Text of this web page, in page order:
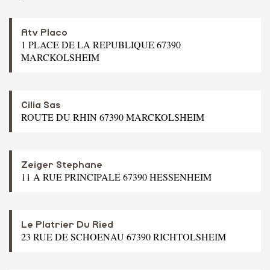
Atv Placo
1 PLACE DE LA REPUBLIQUE 67390
MARCKOLSHEIM
Cilia Sas
ROUTE DU RHIN 67390 MARCKOLSHEIM
Zeiger Stephane
11 A RUE PRINCIPALE 67390 HESSENHEIM
Le Platrier Du Ried
23 RUE DE SCHOENAU 67390 RICHTOLSHEIM